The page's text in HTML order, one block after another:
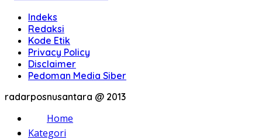
Indeks
Redaksi
Kode Etik
Privacy Policy
Disclaimer
Pedoman Media Siber
radarposnusantara @ 2013
Home
Kategori